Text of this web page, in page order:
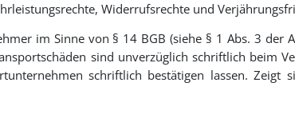
Widerrufsrechte und
im Sinne von § 14 BGB (siehe § 1 Abs. 3
sind unverzüglich schriftlich beim
schriftlich bestätigen lassen.